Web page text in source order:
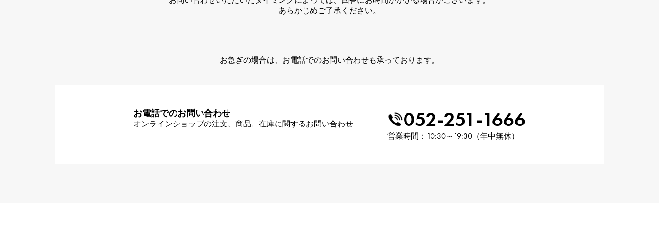
あらかじめご了承ください。
お急ぎの場合は、お電話でのお問い合わせも承っております。
お電話でのお問い合わせ
オンラインショップの注文、商品、在庫に関するお問い合わせ 052-251-1666
営業時間：10:30～19:30（年中無休）